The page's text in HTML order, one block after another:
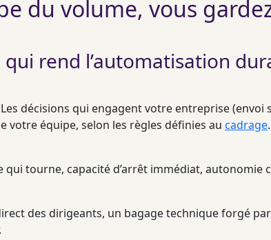
du volume, vous
qui rend l’automatisation
décisions qui engagent votre entreprise
votre équipe, selon les règles définies au cadrage.
tourne, capacité d’arrêt immédiat, autonomie
des dirigeants, un bagage technique forgé